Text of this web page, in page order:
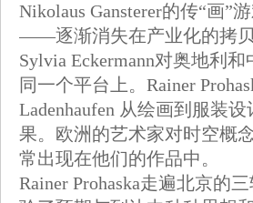
Nikolaus Gansterer的传“画
——逐渐消失在产业化的拷贝
Sylvia Eckermann对奥地利
同一个平台上。Rainer
Ladenhaufen 从绘画到服装
果。欧洲的艺术家对时空概
常出现在他们的作品中。
Rainer Prohaska走遍北京的